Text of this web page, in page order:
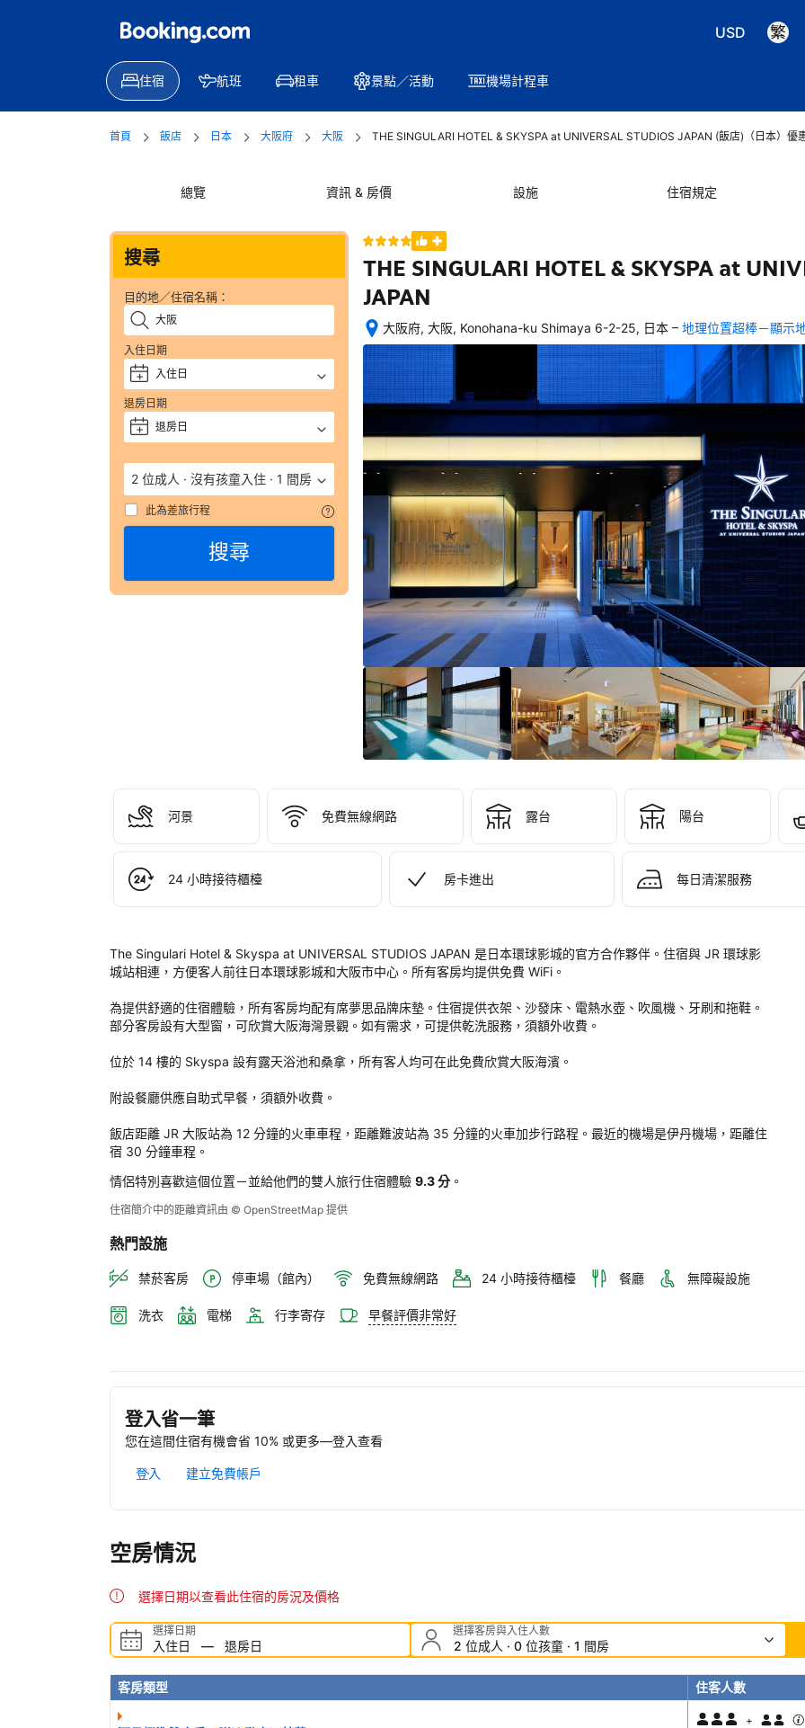
USD
住宿 航班 租車 景點／活動 機場計程車
首頁 飯店 日本 大阪府 大阪 THE SINGULARI HOTEL & SKYSPA at UNIVERSAL STUDIOS JAPAN (飯店)（日本）優
總覽 資訊 & 房價 設施 住宿規定
搜尋
目的地／住宿名稱：
入住日期
+ 入住日
退房日期
+ 退房日
2 位成人 · 沒有孩童入住 · 1 間房
此為差旅行程
搜尋
THE SINGULARI HOTEL & SKYSPA at
JAPAN
大阪府, 大阪, Konohana-ku Shimaya 6-2-25, 日本
位
置
佳
獲
9.2/10！
（分
數
6520
則
評
語）
顧
客
於
實
入
THE
HOTEL
at
STUDIOS
JAPAN
後
評
定。
– 地理位置超棒－顯示
河景 免費無線網路 露台 陽台
24 小時接待櫃檯 房卡進出 每日清潔服務
The Singulari Hotel & Skyspa at UNIVERSAL STUDIOS JAPAN 是日本環球影城的官方合作夥伴。住宿與 JR 環球影
城站相連，方便客人前往日本環球影城和大阪市中心。所有客房均提供免費 WiFi。
為提供舒適的住宿體驗，所有客房均配有席夢思品牌床墊。住宿提供衣架、沙發床、電熱水壺、吹風機、牙刷和拖鞋。
部分客房設有大型窗，可欣賞大阪海灣景觀。如有需求，可提供乾洗服務，須額外收費。
位於 14 樓的 Skyspa 設有露天浴池和桑拿，所有客人均可在此免費欣賞大阪海濱。
附設餐廳供應自助式早餐，須額外收費。
飯店距離 JR 大阪站為 12 分鐘的火車車程，距離難波站為 35 分鐘的火車加步行路程。最近的機場是伊丹機場，距離住
宿 30 分鐘車程。
情侶特別喜歡這個位置－並給他們的雙人旅行住宿體驗 9.3 分 。
住宿簡介中的距離資訊由 © OpenStreetMap 提供
熱門設施
禁菸客房 停車場（館內） 免費無線網路 24 小時接待櫃檯 餐廳 無障礙設施
洗衣 電梯 行李寄存 早餐評價非常好
登入省一筆
您在這間住宿有機會省 10% 或更多—登入查看
登入 建立免費帳戶
空房情況
選擇日期以查看此住宿的房況及價格
選擇日期
入住日 — 退房日
選擇客房與入住人數
2 位成人 · 0 位孩童 · 1 間房
客房類型 住客人數
+